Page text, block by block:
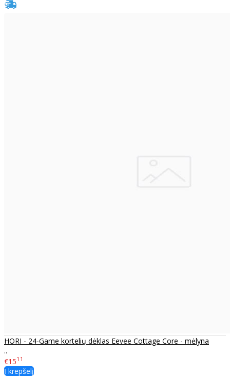
HORI - 24-Game kortelių dėklas Eevee Cottage Core - mėlyna
..
€1511
Į krepšelį